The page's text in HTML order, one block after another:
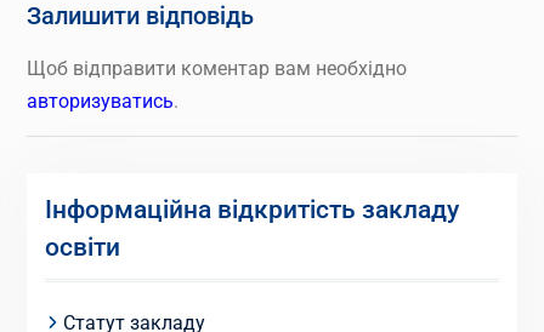
Залишити відповідь
Щоб відправити коментар вам необхідно
авторизуватись.
Інформаційна відкритість закладу
освіти
Статут закладу